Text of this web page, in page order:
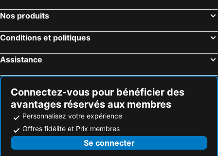
Nos produits
Conditions et politiques
Assistance
Connectez-vous pour bénéficier des
avantages réservés aux membres
Personnalisez votre expérience
Offres fidélité et Prix membres
Se connecter